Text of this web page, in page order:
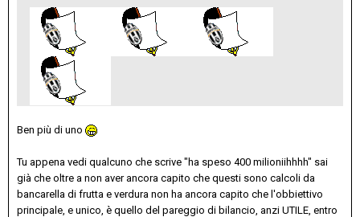
Ben più di uno
Tu appena vedi qualcuno che scrive "ha speso 400 milioniihhhh" sai
già che oltre a non aver ancora capito che questi sono calcoli da
bancarella di frutta e verdura non ha ancora capito che l'obbiettivo
principale, e unico, è quello del pareggio di bilancio, anzi UTILE, entro